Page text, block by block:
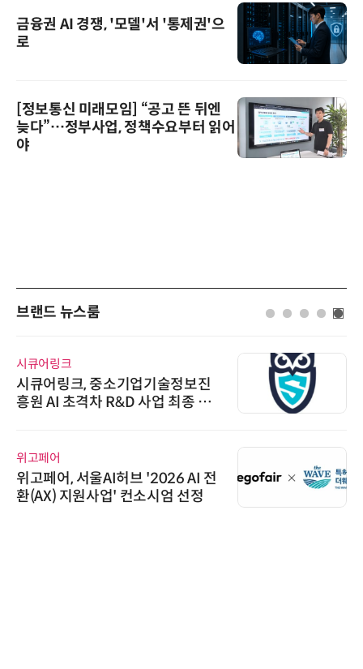
금융권 AI 경쟁, '모델'서 '통제권'으
로
[정보통신 미래모임] “공고 뜬 뒤엔
늦다”…정부사업, 정책수요부터 읽어
야
브랜드 뉴스룸
시큐어링크
시큐어링크, 중소기업기술정보진
흥원 AI 초격차 R&D 사업 최종 선
위고페어
위고페어, 서울AI허브 '2026 AI 전
환(AX) 지원사업' 컨소시엄 선정